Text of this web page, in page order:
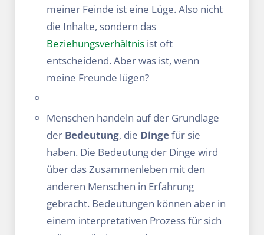
meiner Feinde ist eine Lüge. Also nicht
die Inhalte, sondern das
Beziehungsverhältnis ist oft
entscheidend. Aber was ist, wenn
meine Freunde lügen?
Menschen handeln auf der Grundlage
der Bedeutung, die Dingefür sie
haben. Die Bedeutung der Dinge wird
über das Zusammenleben mit den
anderen Menschen in Erfahrung
gebracht. Bedeutungen können aber in
einem interpretativen Prozess für sich